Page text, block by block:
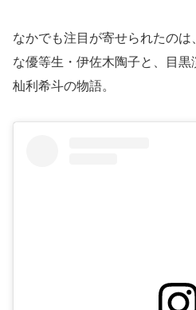
なかでも注目が寄せられたの
な優等生・伊佐木陶子と、目
杣利希斗の物語。